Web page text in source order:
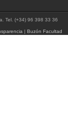
Tel. (+34) 96 398 33 36
| Buzón Facultad